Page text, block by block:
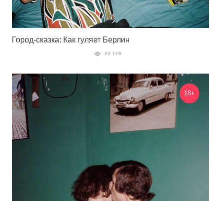
Город-сказка: Как гуляет Берлин
23 179
18+